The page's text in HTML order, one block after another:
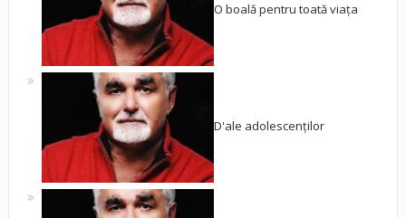
O boală pentru toată viața
D'ale adolescenților